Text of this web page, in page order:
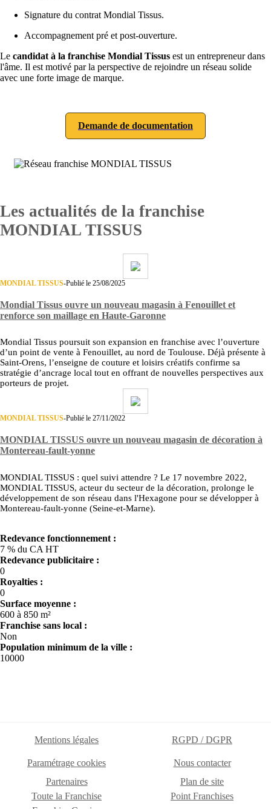
Signature du contrat Mondial Tissus.
Accompagnement pré et post-ouverture.
Le candidat à la franchise Mondial Tissus est un entrepreneur dans
l'âme. Il est motivé par la perspective de rejoindre un réseau solide
avec une forte image de marque.
Demande de documentation
Les actualités de la franchise
MONDIAL TISSUS
MONDIAL TISSUS-Publié le 25/08/2025
Mondial Tissus ouvre un nouveau magasin à Fenouillet et
renforce son maillage en Haute-Garonne
Mondial Tissus poursuit son expansion en franchise avec l’ouverture
d’un point de vente à Fenouillet, au nord de Toulouse. Déjà présente à
Saint-Orens, l’enseigne de couture et loisirs créatifs confirme sa
stratégie d’ancrage local tout en offrant de nouvelles perspectives aux
porteurs de projet.
MONDIAL TISSUS-Publié le 27/11/2022
MONDIAL TISSUS ouvre un nouveau magasin de décoration à
Montereau-fault-yonne
MONDIAL TISSUS : quel suivi attendre ? Le 17 novembre 2022,
MONDIAL TISSUS, acteur du secteur de la décoration, prolonge le
développement de son réseau dans l'Hexagone pour se développer à
Montereau-fault-yonne (Seine-et-Marne).
Redevance fonctionnement :
7 % du CA HT
Redevance publicitaire :
0
Royalties :
0
Surface moyenne :
600 à 850 m²
Franchise sans local :
Non
Population minimum de la ville :
10000
Mentions légales RGPD / DGPR
Paramétrage cookies
Nous contacter
Partenaires
Plan de site
Toute la Franchise
Point Franchises